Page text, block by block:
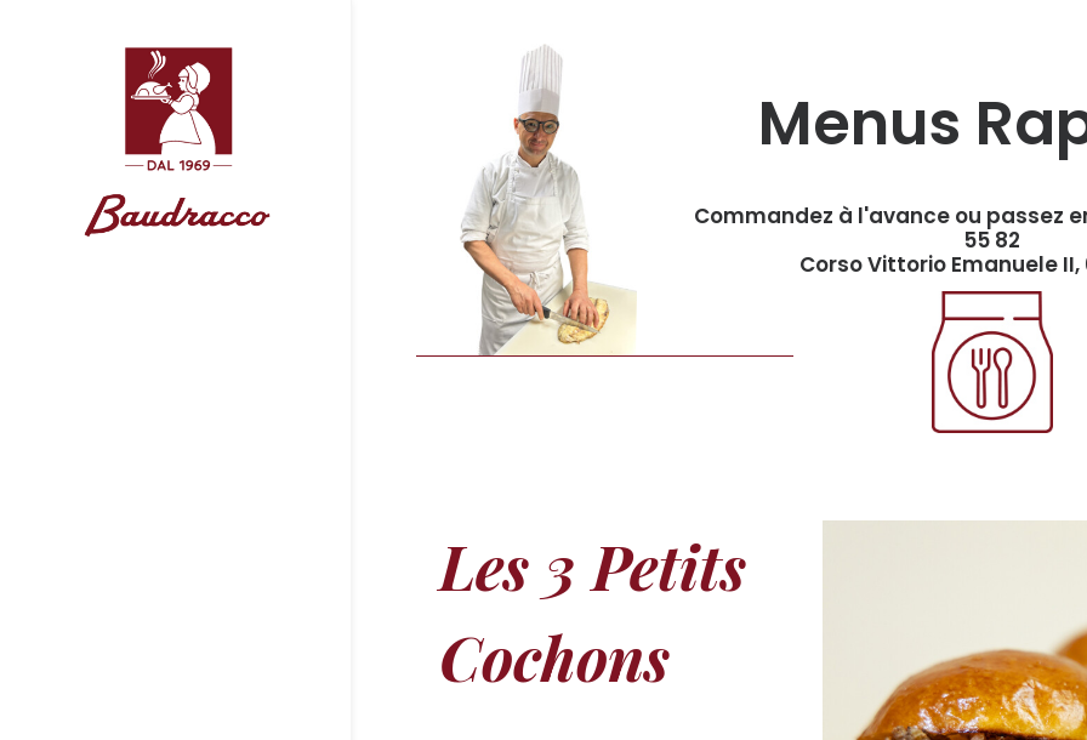
Menus
Commandez à l'avance ou passez
55 82
Corso Vittorio Emanuele II,
Les 3 Petits
Cochons